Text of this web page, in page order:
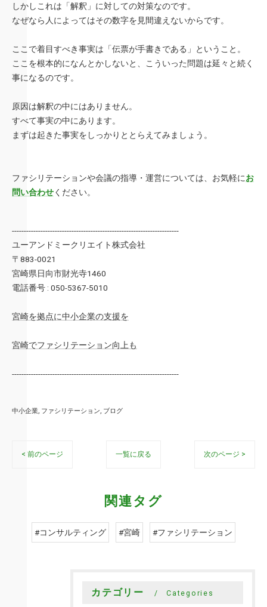
しかしこれは「解釈」に対しての対策なのです。
なぜなら人によってはその数字を見間違えないからです。
ここで着目すべき事実は「伝票が手書きである」ということ。
ここを根本的になんとかしないと、こういった問題は延々と続く
事になるのです。
原因は解釈の中にはありません。
すべて事実の中にあります。
まずは起きた事実をしっかりととらえてみましょう。
ファシリテーションや会議の指導・運営については、お気軽にお
問い合わせください。
----------------------------------------------------------------------
ユーアンドミークリエイト株式会社
〒883-0021
宮崎県日向市財光寺1460
電話番号 : 050-5367-5010
宮崎を拠点に中小企業の支援を
宮崎でファシリテーション向上も
----------------------------------------------------------------------
中小企業 ファシリテーション ブログ
< 前のページ 一覧に戻る 次のページ >
関連タグ
#コンサルティング #宮崎 #ファシリテーション
カテゴリー Categories